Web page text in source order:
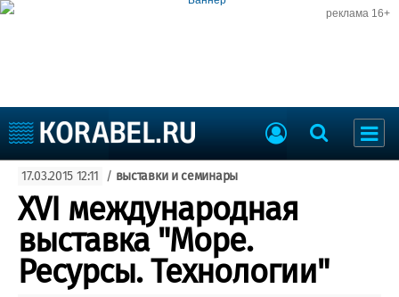
реклама 16+
Судоходство
Судоремонт
События
Порты
Рыболовство
ВМФ
Образование
17.03.2015 12:11 / выставки и семинары
XVI международная
выставка "Море.
Ресурсы. Технологии"